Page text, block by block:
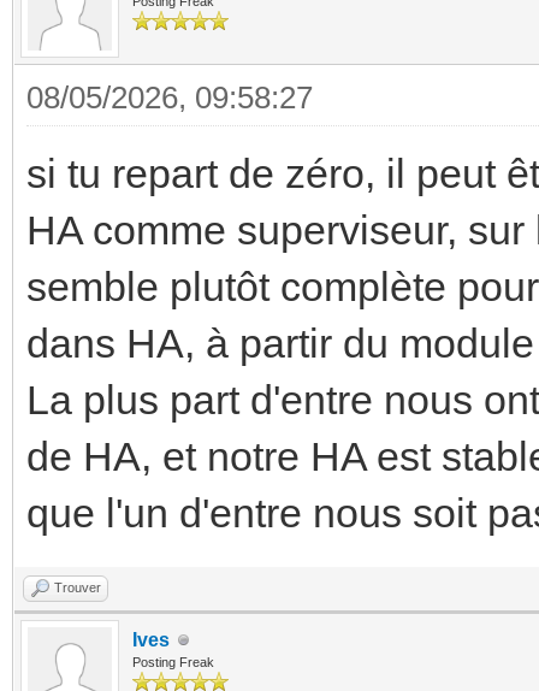
08/05/2026, 09:58:27
si tu repart de zéro, il peut
HA comme superviseur,
semble plutôt complète
dans HA, à partir du
La plus part d'entre nous
de HA, et notre HA est
que l'un d'entre nous soit
Trouver
Ives
Posting Freak